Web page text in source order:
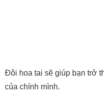
Đôi hoa tai sẽ giúp bạn trở
của chính mình.